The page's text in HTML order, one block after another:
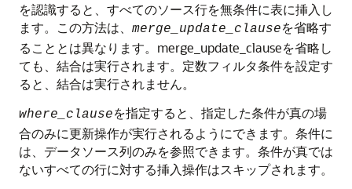
を認識すると、すべてのソース行を無条件に表に挿入し
ます。この方法は、 merge_update_clauseを省略す
ることとは異なります。merge_update_clauseを省略し
ても、結合は実行されます。定数フィルタ条件を設定す
ると、結合は実行されません。
where_clauseを指定すると、指定した条件が真の場
合のみに更新操作が実行されるようにできます。条件に
は、データソース列のみを参照できます。条件が真では
ないすべての行に対する挿入操作はスキップされます。